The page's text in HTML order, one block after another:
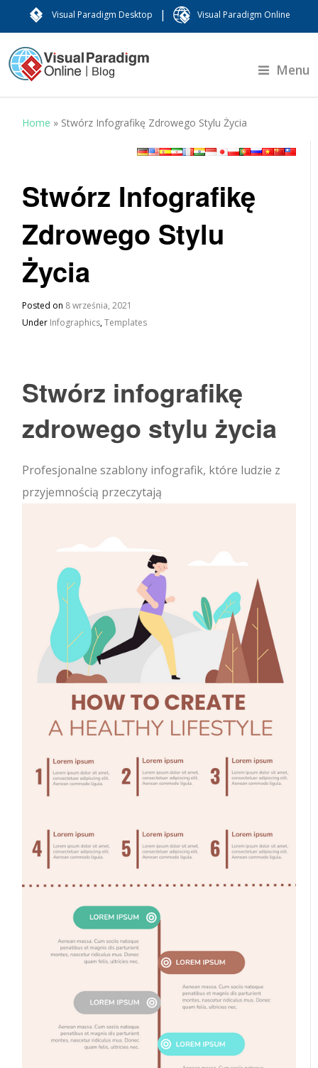
Visual Paradigm Desktop | Visual Paradigm Online
Menu
Home » Stwórz Infografikę Zdrowego Stylu Życia
Stwórz Infografikę
Zdrowego Stylu
Życia
Posted on 8 września, 2021
Under Infographics,Templates
Stwórz infografikę
zdrowego stylu życia
Profesjonalne szablony infografik, które ludzie z
przyjemnością przeczytają